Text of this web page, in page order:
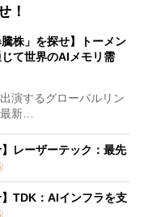
！
株」を探せ】トーメン
て世界のAIメモリ需
演するグローバルリン
最新…
レーザーテック：最先
】TDK：AIインフラを支